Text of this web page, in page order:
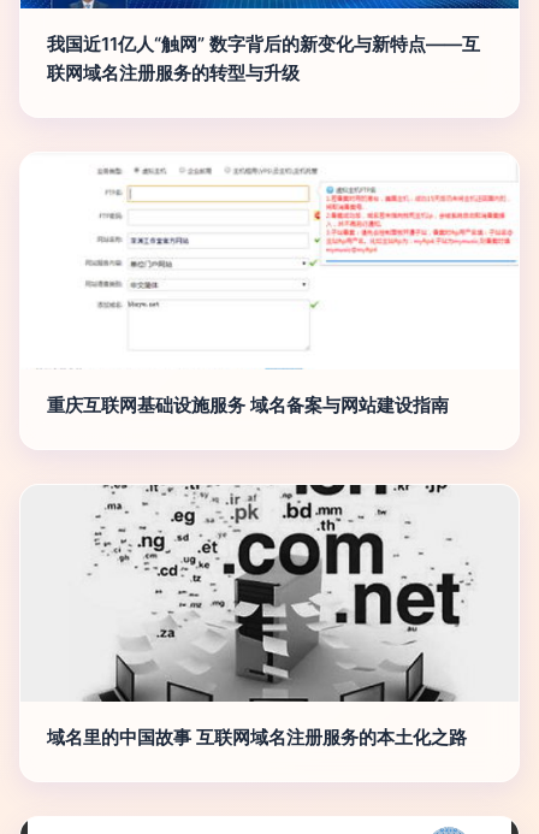
我国近11亿人“触网” 数字背后的新变化与新特点——互
联网域名注册服务的转型与升级
重庆互联网基础设施服务 域名备案与网站建设指南
域名里的中国故事 互联网域名注册服务的本土化之路